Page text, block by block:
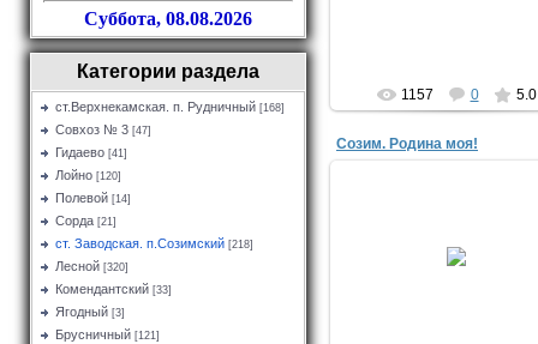
Суббота, 08.08.2026
Категории раздела
ст.Верхнекамская. п. Рудничный [168]
Совхоз № 3 [47]
Гидаево [41]
Лойно [120]
Полевой [14]
Сорда [21]
ст. Заводская. п.Созимский [218]
Лесной [320]
Комендантский [33]
Ягодный [3]
Брусничный [121]
1157 0 5.0
Созим. Родина моя!
Созим. Родина моя!
Автор Татьяна Мешкова